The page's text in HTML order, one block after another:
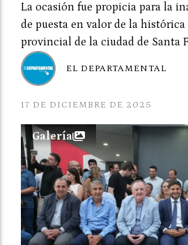
La ocasión fue propicia para la
de puesta en valor de la histórica
provincial de la ciudad de Santa
17 DE DICIEMBRE DE 2025
EL DEPARTAMENTAL
Galería